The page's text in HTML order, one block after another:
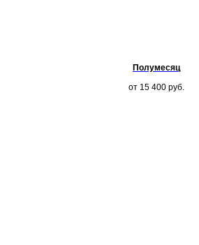
Полумесяц
от 15 400 руб.